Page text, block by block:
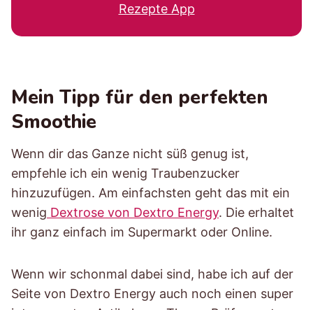
Rezepte App
Mein Tipp für den perfekten
Smoothie
Wenn dir das Ganze nicht süß genug ist,
empfehle ich ein wenig Traubenzucker
hinzuzufügen. Am einfachsten geht das mit ein
wenig Dextrose von Dextro Energy. Die erhaltet
ihr ganz einfach im Supermarkt oder Online.
Wenn wir schonmal dabei sind, habe ich auf der
Seite von Dextro Energy auch noch einen super